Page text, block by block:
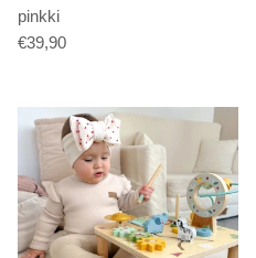
pinkki
€39,90